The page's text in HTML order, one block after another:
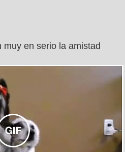
en serio la amistad